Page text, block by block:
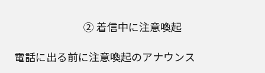
② 着信中に注意喚起
電話に出る前に注意喚起のアナウンス